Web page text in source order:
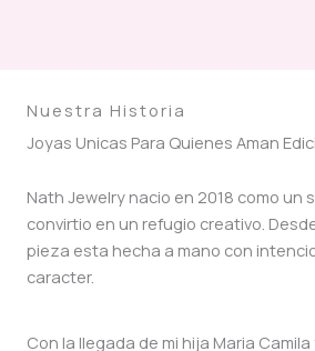
Nuestra Historia
Joyas Unicas Para Quienes Aman
Nath Jewelry nacio en 2018 como un
convirtio en un refugio creativo.
pieza esta hecha a mano con
caracter.
Con la llegada de mi hija Maria